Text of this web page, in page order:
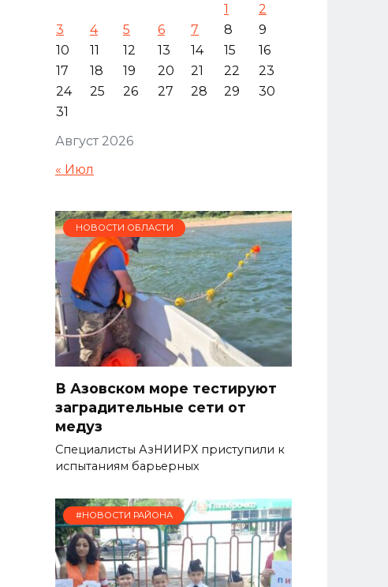
Август 2026
1
2
3
4 5 6 7 8
9
10
11 12 13 14 15
16
17
18 19 20 21 22
23
24
25 26 27 28 29
30
31
« Июл
НОВОСТИ ОБЛАСТИ
В Азовском море тестируют
заградительные сети от
медуз
Специалисты АзНИИРХ приступили к
испытаниям барьерных
#НОВОСТИ РАЙОНА